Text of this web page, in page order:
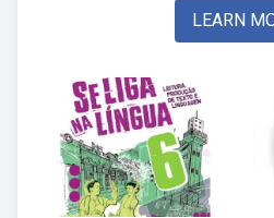
LEARN